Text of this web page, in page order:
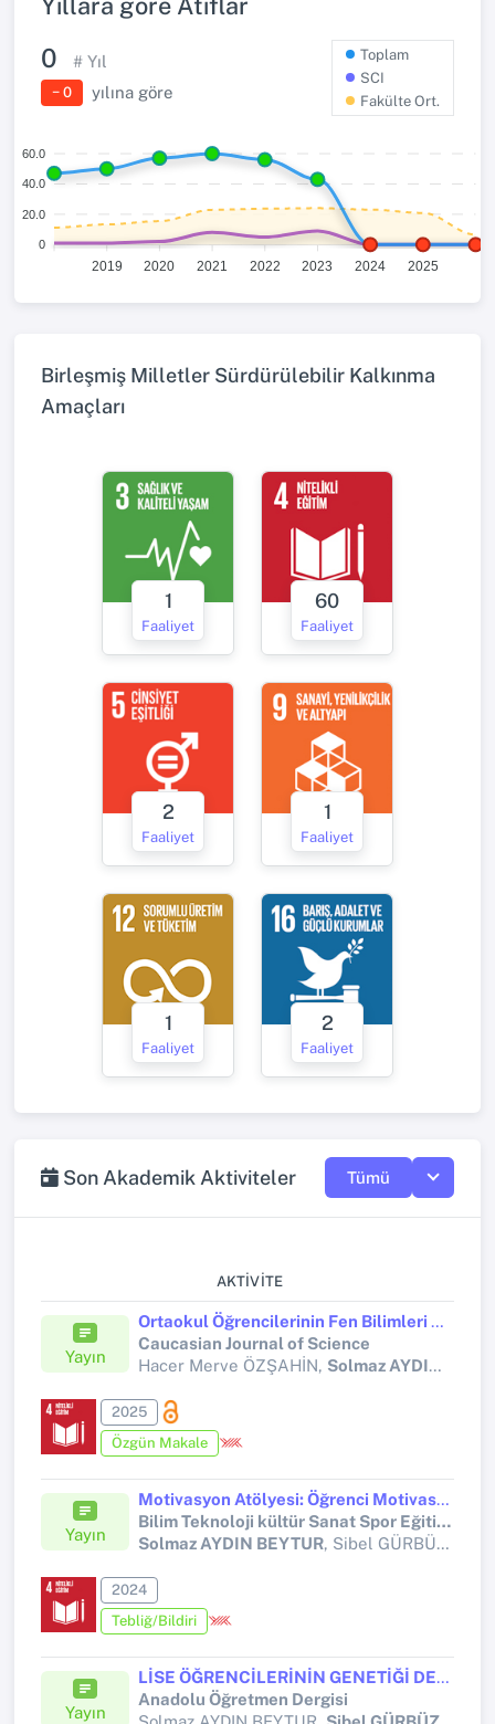
0 # Yıl
− 0 yılına göre
Toplam
SCI
Fakülte Ort.
60.0
40.0
20.0
0
2019 2020 2021 2022 2023 2024 2025
Birleşmiş Milletler Sürdürülebilir Kalkınma
Amaçları
1
Faaliyet
60
Faaliyet
2
Faaliyet
1
Faaliyet
1
Faaliyet
2
Faaliyet
Son Akademik Aktiviteler Tümü
AKTIVITE
Yayın
Ortaokul Öğrencilerinin Fen Bilimleri Dersine Yönelik Motivasyonel İnançlarının ve Üstbilişsel Farkındalıklarının İncelenmesi
Caucasian Journal of Science
Hacer Merve ÖZŞAHİN, Solmaz AYDIN BEYTUR
2025
Özgün Makale
Yayın
Motivasyon Atölyesi: Öğrenci Motivasyonunu Artıran Örnek Etkinlikler
Bilim Teknoloji kültür Sanat Spor Eğitim Kongresi
Solmaz AYDIN BEYTUR, Sibel GÜRBÜZOĞLU YALMANCI, Arzu ÖNEL, Murat BEYTUR
2024
Tebliğ/Bildiri
Yayın
LİSE ÖĞRENCİLERİNİN GENETİĞİ DEĞİŞTİRİLMİŞ ÜRÜNLERE YÖNELİK KAYGILARININ BELİRLENMESİ*
Anadolu Öğretmen Dergisi